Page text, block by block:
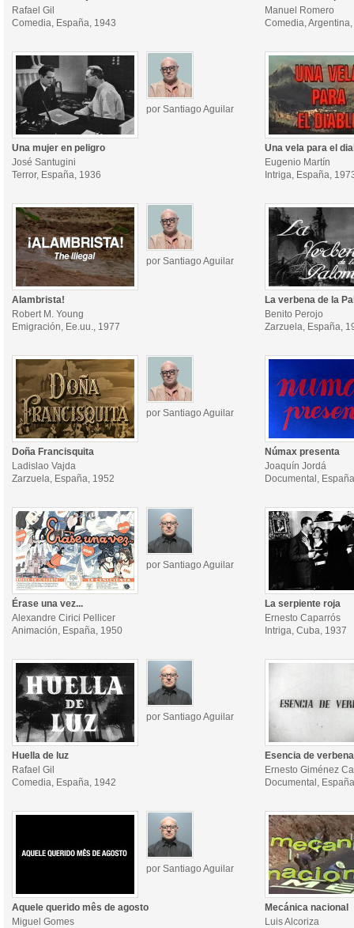
Rafael Gil
Comedia, España, 1943
Manuel Romero
Comedia,
por Santiago Aguilar
Una mujer en peligro
José Santugini
Terror, España, 1936
Una vela para el
Eugenio Martín
Intriga, España,
por Santiago Aguilar
Alambrista!
Robert M. Young
Emigración, Ee.uu., 1977
La verbena de la
Benito Perojo
Zarzuela, España,
por Santiago Aguilar
Doña Francisquita
Ladislao Vajda
Zarzuela, España, 1952
Númax presenta
Joaquín Jordá
Documental,
por Santiago Aguilar
Érase una vez...
Alexandre Cirici Pellicer
Animación, España, 1950
La serpiente roja
Ernesto Caparrós
Intriga, Cuba, 1937
por Santiago Aguilar
Huella de luz
Rafael Gil
Comedia, España, 1942
Esencia de verbena
Ernesto Giménez
Documental,
por Santiago Aguilar
Aquele querido mês de agosto
Miguel Gomes
Mecánica nacional
Luis Alcoriza